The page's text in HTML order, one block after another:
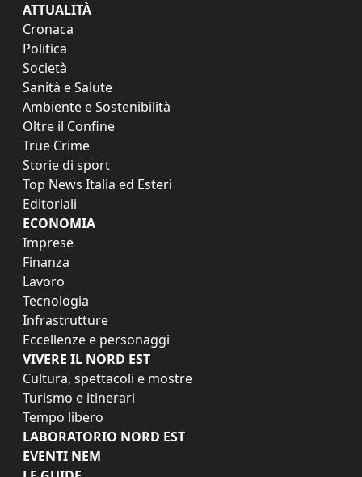
ATTUALITÀ
Cronaca
Politica
Società
Sanità e Salute
Ambiente e Sostenibilità
Oltre il Confine
True Crime
Storie di sport
Top News Italia ed Esteri
Editoriali
ECONOMIA
Imprese
Finanza
Lavoro
Tecnologia
Infrastrutture
Eccellenze e personaggi
VIVERE IL NORD EST
Cultura, spettacoli e mostre
Turismo e itinerari
Tempo libero
LABORATORIO NORD EST
EVENTI NEM